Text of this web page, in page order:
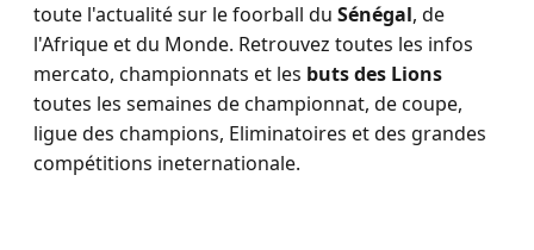
toute l'actualité sur le foorball du Sénégal, de
l'Afrique et du Monde. Retrouvez toutes les infos
mercato, championnats et les buts des Lions
toutes les semaines de championnat, de coupe,
ligue des champions, Eliminatoires et des grandes
compétitions ineternationale.